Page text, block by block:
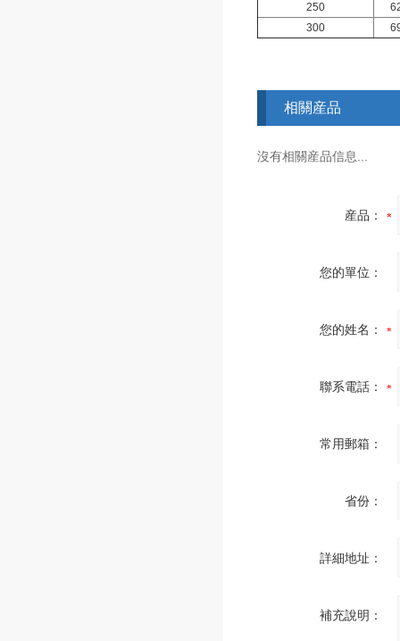
250
300
相關産品
沒有相關産品信息...
産品：
您的單位：
您的姓名：
聯系電話：
常用郵箱：
省份：
詳細地址：
補充說明：